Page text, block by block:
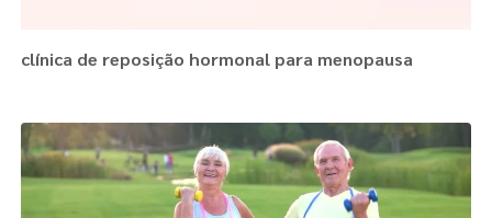
clínica de reposição hormonal para menopausa